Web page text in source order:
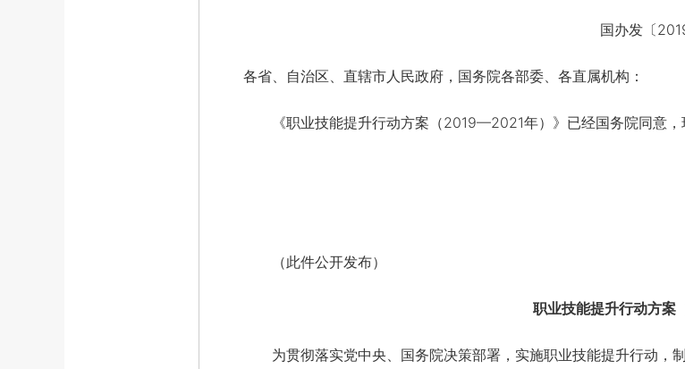
国办发〔
各省、自治区、直辖市人民政府，国务院各部委、各直属机构：
《职业技能提升行动方案（2019—2021年）》已经国务院同意，
（此件公开发布）
职业技能提升行动方案
为贯彻落实党中央、国务院决策部署，实施职业技能提升行动，制